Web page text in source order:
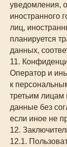
уведомления,
иностранного
лиц,
планируется
данных,
11.
Оператор и
к
третьим лицам
данные без
если иное не
12.
12.1.